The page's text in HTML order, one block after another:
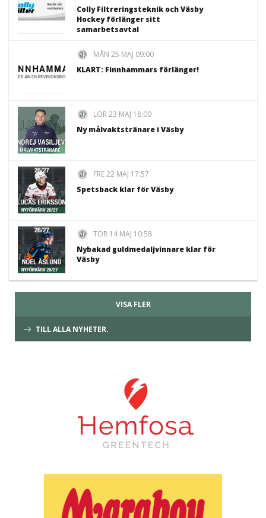
Colly Filtreringsteknik och Väsby
Hockey förlänger sitt
samarbetsavtal
MÅN 25 MAJ 09:00
KLART: Finnhammars förlänger!
LÖR 23 MAJ 18:00
Ny målvaktstränare i Väsby
FRE 22 MAJ 17:57
Spetsback klar för Väsby
TOR 14 MAJ 10:58
Nybakad guldmedaljvinnare klar för
Väsby
VISA FLER
TILL ALLA NYHETER.